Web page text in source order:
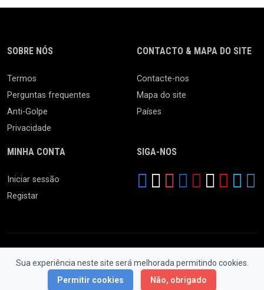
Sua experiência neste site será melhorada permitindo cookies.
Permitir cookies
Não, obrigado
SOBRE NÓS
Termos
Perguntas frequentes
Anti-Golpe
Privacidade
CONTACTO & MAPA DO SITE
Contacte-nos
Mapa do site
Países
MINHA CONTA
Iniciar sessão
Registar
SIGA-NOS
© 2026 Feira da Ladra. Todos os Direitos Reservados.